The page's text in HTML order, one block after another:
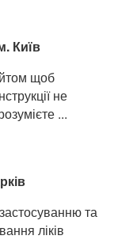
Київ
щоб
не
...
та
ліків